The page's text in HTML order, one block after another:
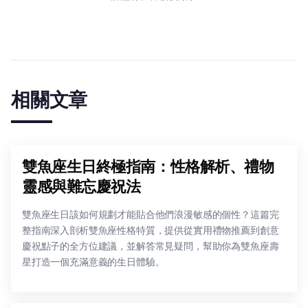
相關文章
雙魚座生日終極指南：性格解析、禮物
靈感與難忘慶祝法
雙魚座生日該如何規劃才能貼合他們浪漫敏感的個性？這篇完
整指南深入剖析雙魚座性格特質，提供從實用禮物推薦到創意
慶祝點子的全方位建議，並解答常見疑問，幫助你為雙魚座壽
星打造一個充滿意義的生日體驗。